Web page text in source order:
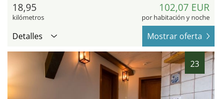
18,95
kilómetros
102,07 EUR
por habitación y noche
Detalles Mostrar oferta
23